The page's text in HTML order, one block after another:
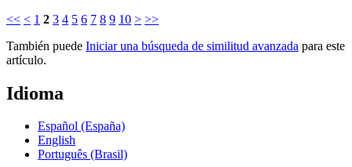
<< < 1 2 3 4 5 6 7 8 9 10 > >>
También puede Iniciar una búsqueda de similitud avanzada para este
artículo.
Idioma
Español (España)
English
Português (Brasil)